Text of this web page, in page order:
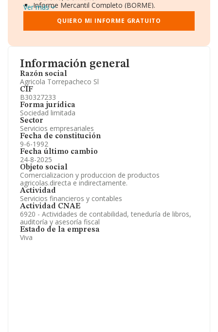
Información general
Razón social
Agricola Torrepacheco Sl
CIF
B30327233
Forma jurídica
Sociedad limitada
Sector
Servicios empresariales
Fecha de constitución
9-6-1992
Fecha último cambio
24-8-2025
Objeto social
Comercializacion y produccion de productos
agricolas.directa e indirectamente.
Actividad
Servicios financieros y contables
Actividad CNAE
6920 - Actividades de contabilidad, teneduría de libros,
auditoría y asesoría fiscal
Estado de la empresa
Viva
Informe Mercantil Completo (BORME).
Gráficos de Evolución Ventas y Empleados.
Consejo de Administración y Administradores.
Directivos y Ejecutivos.
Información oficial y registral complementaria.
Ver más
QUIERO MI INFORME GRATUITO